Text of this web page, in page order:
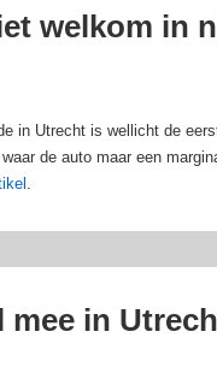
welkom in
in Utrecht is wellicht de
de auto maar een
.
mee in